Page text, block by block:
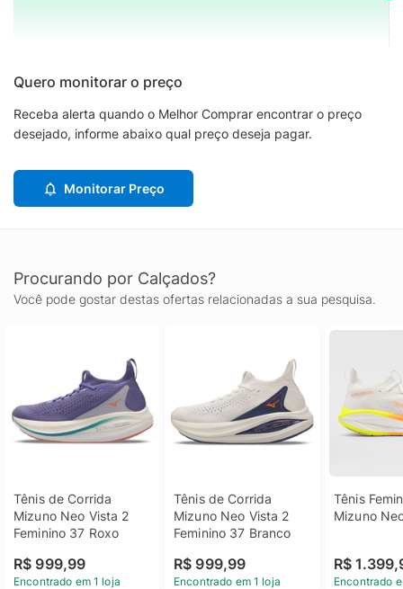
Quero monitorar o preço
Receba alerta quando o Melhor Comprar encontrar o preço
desejado, informe abaixo qual preço deseja pagar.
Monitorar Preço
Procurando por Calçados?
Você pode gostar destas ofertas relacionadas a sua pesquisa.
Tênis de Corrida
Mizuno Neo Vista 2
Feminino 37 Roxo
R$ 999,99
Encontrado em 1 loja
Tênis de Corrida
Mizuno Neo Vista 2
Feminino 37 Branco
R$ 999,99
Encontrado em 1 loja
Tênis
Mizuno
R$
Encontrado